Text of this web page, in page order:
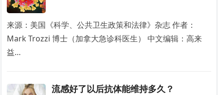
来源：美国《科学、公共卫生政策和法律》杂志 作者：
Mark Trozzi 博士（加拿大急诊科医生） 中文编辑：高来
益…
流感好了以后抗体能维持多久？